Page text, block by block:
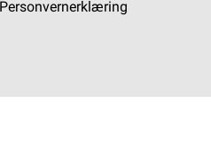
Personvernerklæring